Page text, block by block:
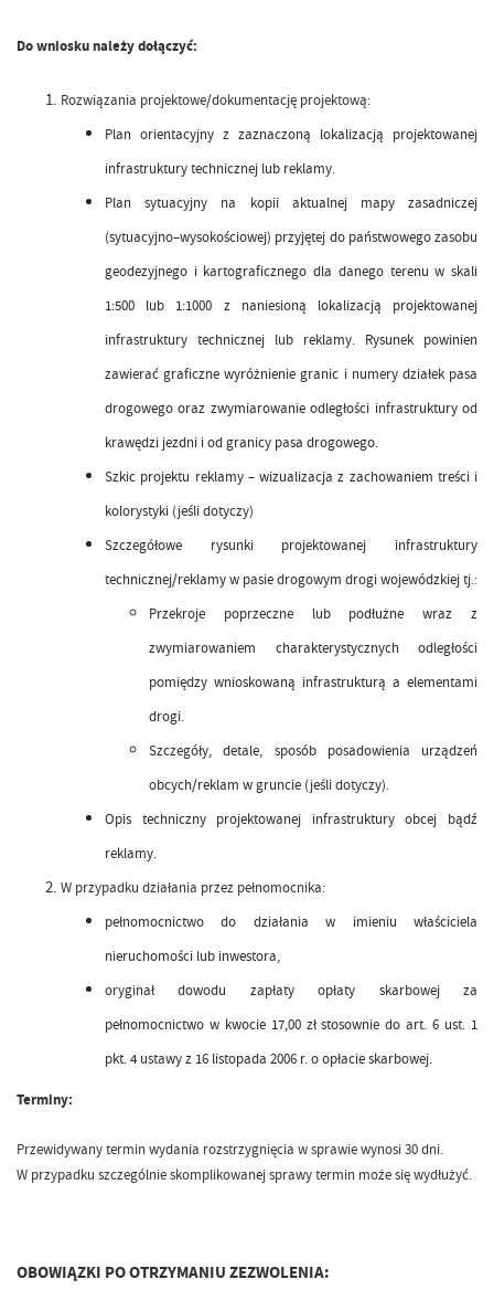
Do wniosku należy dołączyć:
Rozwiązania projektowe/dokumentację projektową:
Plan orientacyjny z zaznaczoną lokalizacją projektowanej
infrastruktury technicznej lub reklamy.
Plan sytuacyjny na kopii aktualnej mapy zasadniczej
(sytuacyjno–wysokościowej) przyjętej do państwowego zasobu
geodezyjnego i kartograficznego dla danego terenu w skali
1:500 lub 1:1000 z naniesioną lokalizacją projektowanej
infrastruktury technicznej lub reklamy. Rysunek powinien
zawierać graficzne wyróżnienie granic i numery działek pasa
drogowego oraz zwymiarowanie odległości infrastruktury od
krawędzi jezdni i od granicy pasa drogowego.
Szkic projektu reklamy – wizualizacja z zachowaniem treści i
kolorystyki (jeśli dotyczy)
Szczegółowe rysunki projektowanej infrastruktury
technicznej/reklamy w pasie drogowym drogi wojewódzkiej tj.:
Przekroje poprzeczne lub podłużne wraz z
zwymiarowaniem charakterystycznych odległości
pomiędzy wnioskowaną infrastrukturą a elementami
drogi.
Szczegóły, detale, sposób posadowienia urządzeń
obcych/reklam w gruncie (jeśli dotyczy).
Opis techniczny projektowanej infrastruktury obcej bądź
reklamy.
W przypadku działania przez pełnomocnika:
pełnomocnictwo do działania w imieniu właściciela
nieruchomości lub inwestora,
oryginał dowodu zapłaty opłaty skarbowej za
pełnomocnictwo w kwocie 17,00 zł stosownie do art. 6 ust. 1
pkt. 4 ustawy z 16 listopada 2006 r. o opłacie skarbowej.
Terminy:
Przewidywany termin wydania rozstrzygnięcia w sprawie wynosi 30 dni.
W przypadku szczególnie skomplikowanej sprawy termin może się wydłużyć.
OBOWIĄZKI PO OTRZYMANIU ZEZWOLENIA: